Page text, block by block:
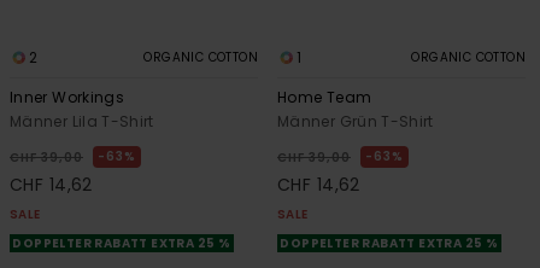
2 ORGANIC COTTON
Inner Workings
Männer Lila T-Shirt
CHF 39,00 63%
CHF 14,62
SALE
DOPPELTER RABATT EXTRA 25 %
1 ORGANIC COTTON
Home Team
Männer Grün T-Shirt
CHF 39,00 63%
CHF 14,62
SALE
DOPPELTER RABATT EXTRA 25 %